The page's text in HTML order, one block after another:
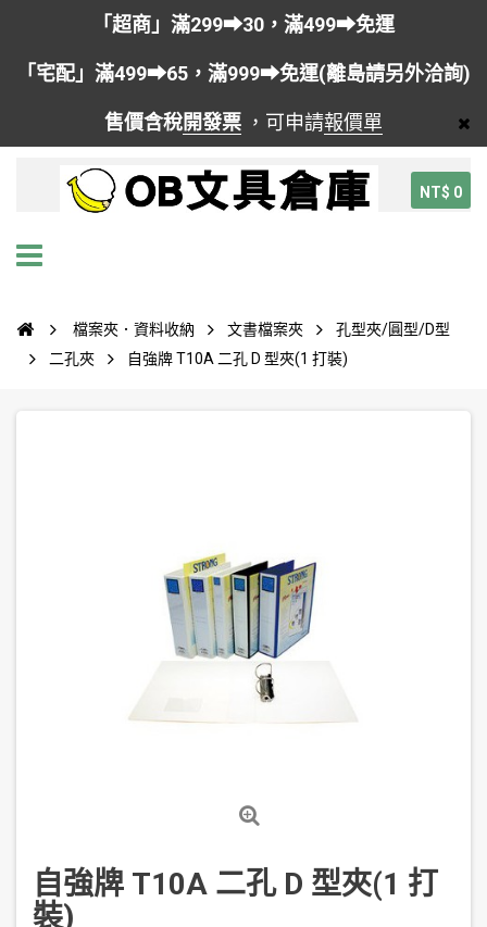
「超商」滿299➡30，滿499➡免運
「宅配」滿499➡65，滿999➡免運(離島請另外洽詢)
售價含稅開發票 ，可申請報價單
NT$ 0
檔案夾．資料收納 文書檔案夾
孔型夾/圓型/D型
二孔夾
自強牌 T10A 二孔 D 型夾(1 打裝)
自強牌 T10A 二孔 D 型夾(1 打
裝)